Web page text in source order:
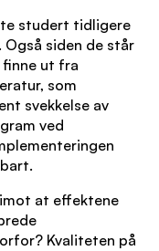
studert tidligere
siden de står
finne ut fra
som
svekkelse av
ved
at effektene
Kvaliteten på